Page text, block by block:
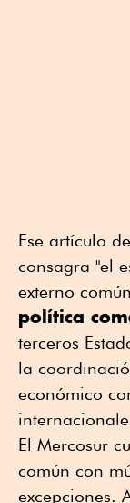
Ese artículo
consagra "el
externo
política
terceros
la
económico
El Mercosur
común con
excepciones.